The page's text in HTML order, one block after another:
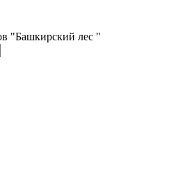
"Башкирский лес "